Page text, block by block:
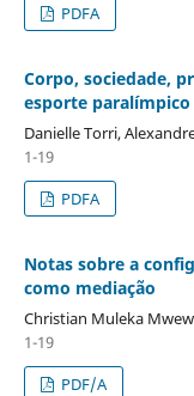
PDFA
Corpo, sociedade,
esporte paralímpico
Danielle Torri,
1-19
PDFA
Notas sobre a
como mediação
Christian Muleka
1-19
PDF/A